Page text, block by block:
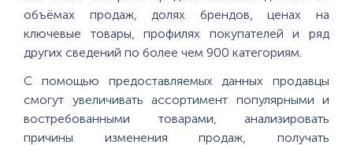
объёмах продаж, долях брендов, ценах на
ключевые товары, профилях покупателей и ряд
других сведений по более чем 900 категориям.
С помощью предоставляемых данных продавцы
смогут увеличивать ассортимент популярными и
востребованными товарами, анализировать
причины изменения продаж, получать